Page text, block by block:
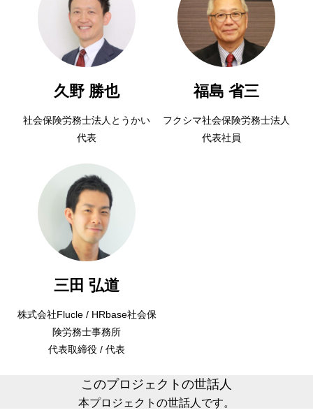
久野 勝也
社会保険労務士法人とうかい
代表
福島 省三
フクシマ社会保険労務士法人
代表社員
三田 弘道
株式会社Flucle / HRbase社会保
険労務士事務所
代表取締役 / 代表
このプロジェクトの世話人
本プロジェクトの世話人です。